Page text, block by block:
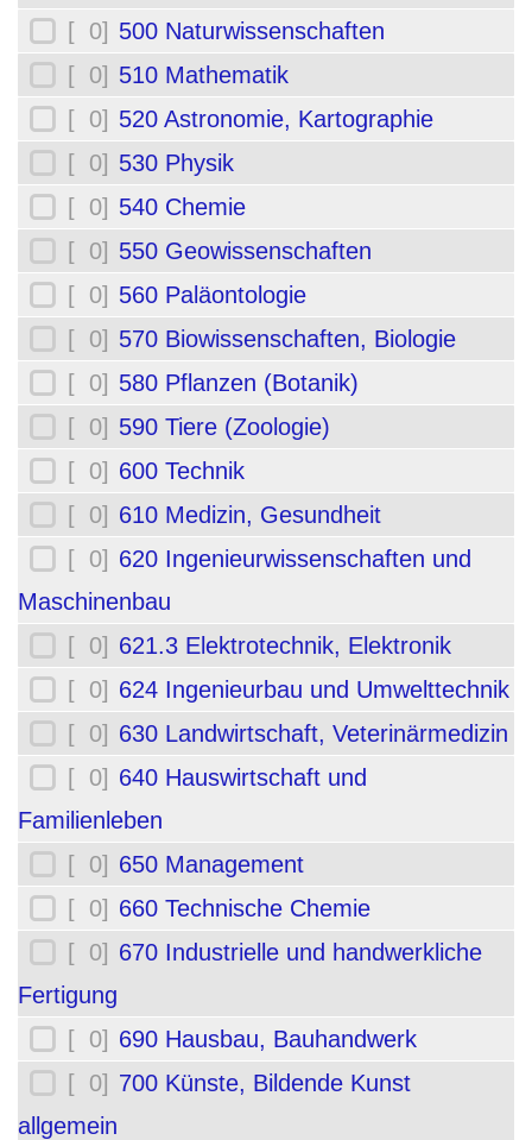
[ 0] 500 Naturwissenschaften
[ 0] 510 Mathematik
[ 0] 520 Astronomie, Kartographie
[ 0] 530 Physik
[ 0] 540 Chemie
[ 0] 550 Geowissenschaften
[ 0] 560 Paläontologie
[ 0] 570 Biowissenschaften, Biologie
[ 0] 580 Pflanzen (Botanik)
[ 0] 590 Tiere (Zoologie)
[ 0] 600 Technik
[ 0] 610 Medizin, Gesundheit
[ 0] 620 Ingenieurwissenschaften und
Maschinenbau
[ 0] 621.3 Elektrotechnik, Elektronik
[ 0] 624 Ingenieurbau und Umwelttechnik
[ 0] 630 Landwirtschaft, Veterinärmedizin
[ 0] 640 Hauswirtschaft und
Familienleben
[ 0] 650 Management
[ 0] 660 Technische Chemie
[ 0] 670 Industrielle und handwerkliche
Fertigung
[ 0] 690 Hausbau, Bauhandwerk
[ 0] 700 Künste, Bildende Kunst
allgemein